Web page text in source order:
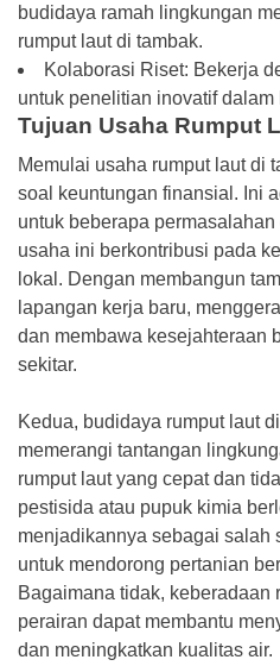
budidaya ramah lingkungan
rumput laut di tambak.
Kolaborasi Riset: Bekerja
untuk penelitian inovatif
Tujuan Usaha Rumput
Memulai usaha rumput laut di
soal keuntungan finansial. Ini
untuk beberapa
usaha ini berkontribusi pada
lokal. Dengan membangun
lapangan kerja baru,
dan membawa kesejahteraan
sekitar.
Kedua, budidaya rumput laut
memerangi tantangan
rumput laut yang cepat dan
pestisida atau pupuk kimia
menjadikannya sebagai salah
untuk mendorong pertanian
Bagaimana tidak, keberadaan
perairan dapat membantu
dan meningkatkan kualitas air.